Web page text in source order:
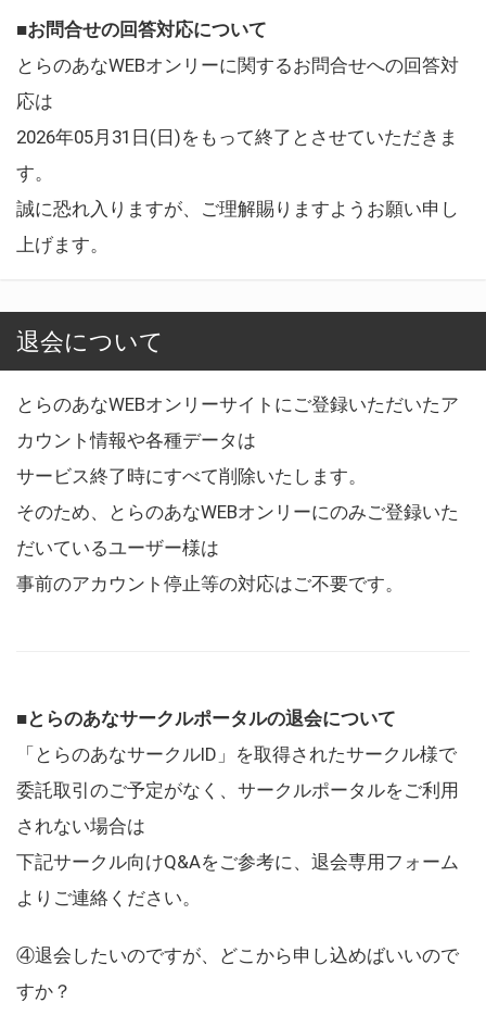
■お問合せの回答対応について
とらのあなWEBオンリーに関するお問合せへの回答対
応は
2026年05月31日(日)をもって終了とさせていただきま
す。
誠に恐れ入りますが、ご理解賜りますようお願い申し
上げます。
退会について
とらのあなWEBオンリーサイトにご登録いただいたア
カウント情報や各種データは
サービス終了時にすべて削除いたします。
そのため、とらのあなWEBオンリーにのみご登録いた
だいているユーザー様は
事前のアカウント停止等の対応はご不要です。
■とらのあなサークルポータルの退会について
「とらのあなサークルID」を取得されたサークル様で
委託取引のご予定がなく、サークルポータルをご利用
されない場合は
下記サークル向けQ&Aをご参考に、退会専用フォーム
よりご連絡ください。
④退会したいのですが、どこから申し込めばいいので
すか？